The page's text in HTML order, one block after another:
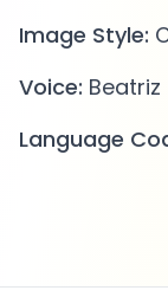
Image Style:
Voice: Beatriz
Language